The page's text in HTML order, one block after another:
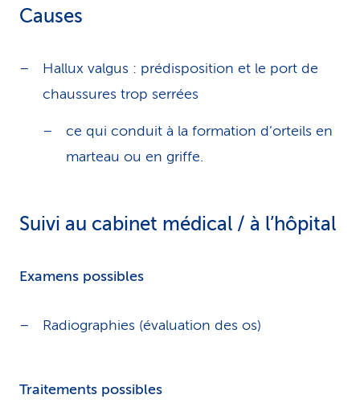
Causes
Hallux valgus : prédisposition et le port de
chaussures trop serrées
ce qui conduit à la formation d’orteils en
marteau ou en griffe.
Suivi au cabinet médical / à l’hôpital
Examens possibles
Radiographies (évaluation des os)
Traitements possibles